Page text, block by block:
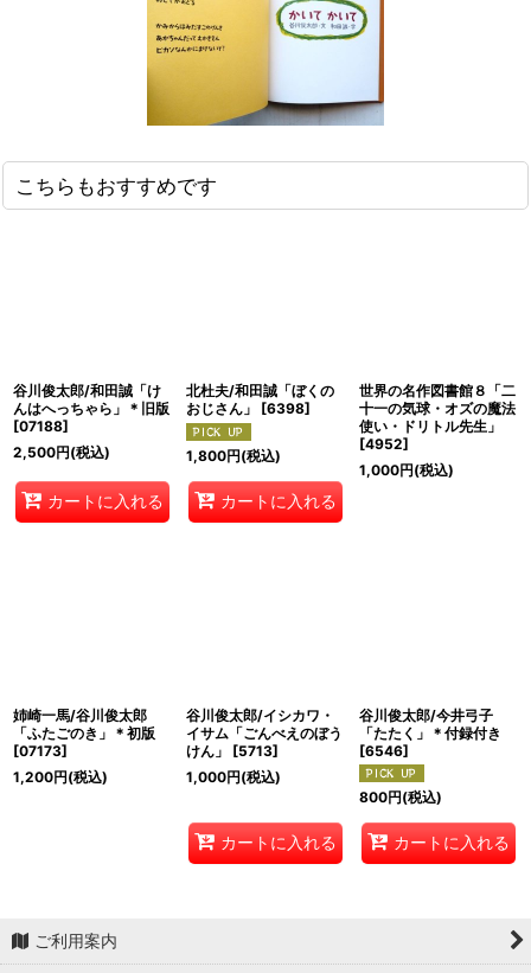
こちらもおすすめです
谷川俊太郎/和田誠「け
んはへっちゃら」＊旧版
[07188]
2,500円(税込)
カートに入れる
北杜夫/和田誠「ぼくの
おじさん」
[6398]
1,800円(税込)
カートに入れる
世界の名作図書館８「二
十一の気球・オズの魔法
使い・ドリトル先生」
[4952]
1,000円(税込)
姉崎一馬/谷川俊太郎
「ふたごのき」＊初版
[07173]
1,200円(税込)
谷川俊太郎/イシカワ・
イサム「ごんべえのぼう
けん」
[5713]
1,000円(税込)
カートに入れる
谷川俊太郎/今井弓子
「たたく」＊付録付き
[6546]
800円(税込)
カートに入れる
ご利用案内